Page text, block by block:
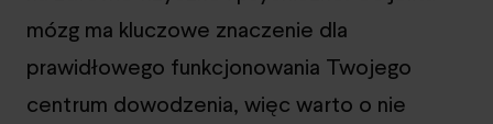
mózg ma kluczowe znaczenie dla
prawidłowego funkcjonowania Twojego
centrum dowodzenia, więc warto o nie